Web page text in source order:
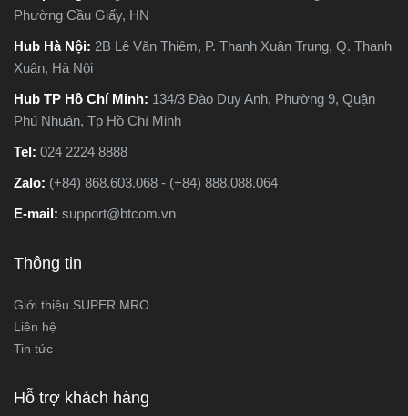
loại máy phù hợp nhất với
nhu cầu sử dụng thực tế.
Phường Cầu Giấy, HN
Hub Hà Nội: 2B Lê Văn Thiêm, P. Thanh Xuân Trung, Q. Thanh
Xuân, Hà Nội
Hub TP Hồ Chí Minh: 134/3 Đào Duy Anh, Phường 9, Quận
Phú Nhuận, Tp Hồ Chí Minh
Tel: 024 2224 8888
Zalo: (+84) 868.603.068 - (+84) 888.088.064
E-mail: support@btcom.vn
Thông tin
Giới thiệu SUPER MRO
Liên hệ
Tin tức
Hỗ trợ khách hàng